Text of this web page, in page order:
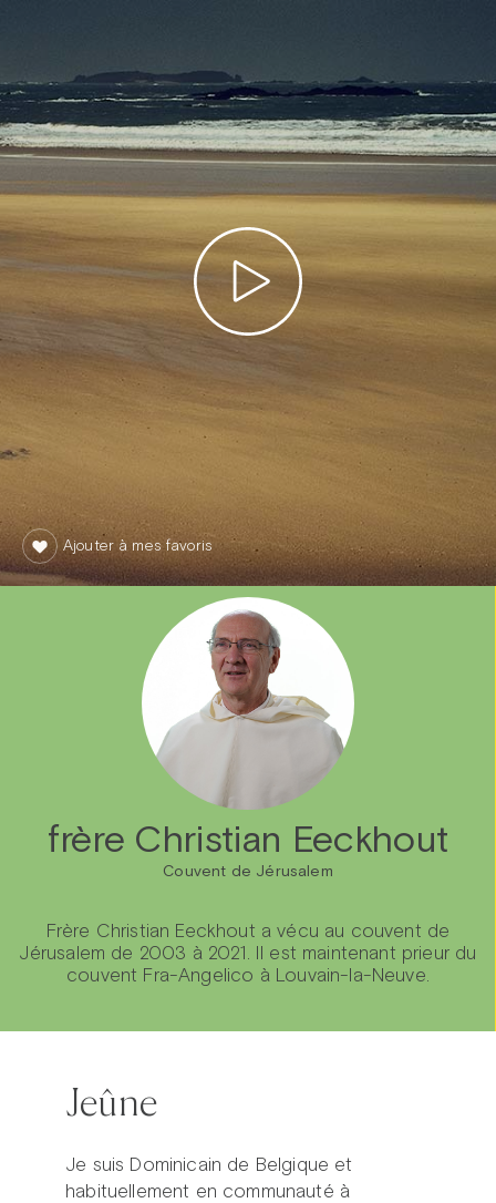
Prier dans la ville
Avent dans la ville
Carême dans la ville
Théobule
Ajouter à mes favoris
frère Christian Eeckhout
Couvent de Jérusalem
Frère Christian Eeckhout a vécu au couvent de
Jérusalem de 2003 à 2021. Il est maintenant prieur du
couvent Fra-Angelico à Louvain-la-Neuve.
Jeûne
Je suis Dominicain de Belgique et
habituellement en communauté à